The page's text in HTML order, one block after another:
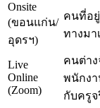
Onsite
(ขอนแก่น/
อุดรฯ)
คนที่อยู่
ทางมา
Live
Online
(Zoom)
คนต่า
พนักงา
กับครูจ